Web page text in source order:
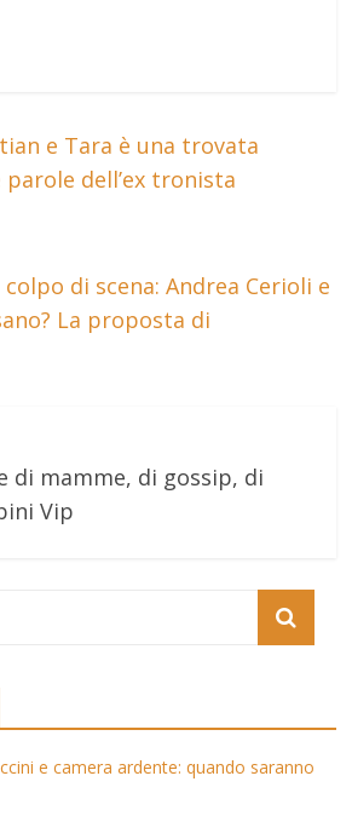
e Tara è una trovata
dell’ex tronista
di scena: Andrea Cerioli e
La proposta di
di mamme, di gossip, di
Vip
e camera ardente: quando saranno